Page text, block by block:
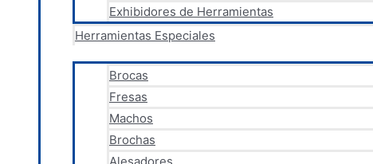
Exhibidores de Herramientas
Herramientas Especiales
Brocas
Fresas
Machos
Brochas